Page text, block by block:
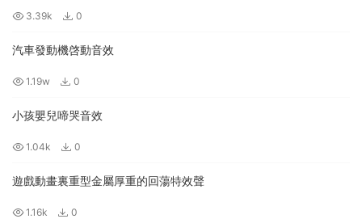
3.39k 0
汽車發動機啓動音效
1.19w 0
小孩嬰兒啼哭音效
1.04k 0
遊戲動畫裏重型金屬厚重的回蕩特效聲
1.16k 0